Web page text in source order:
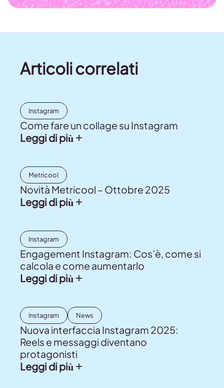
Articoli correlati
Instagram
Come fare un collage su Instagram
Leggi di più
Metricool
Novità Metricool – Ottobre 2025
Leggi di più
Instagram
Engagement Instagram: Cos’è, come si
calcola e come aumentarlo
Leggi di più
Instagram News
Nuova interfaccia Instagram 2025:
Reels e messaggi diventano
protagonisti
Leggi di più